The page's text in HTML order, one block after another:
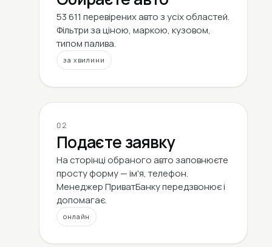
53 611 перевірених авто з усіх областей.
Фільтри за ціною, маркою, кузовом,
типом палива.
за хвилини
02
Подаєте заявку
На сторінці обраного авто заповнюєте
просту форму — ім'я, телефон.
Менеджер ПриватБанку передзвонює і
допомагає.
онлайн